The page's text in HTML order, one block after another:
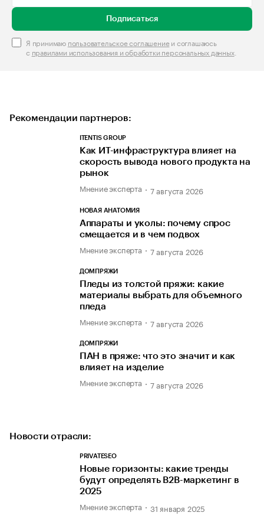
Подписаться
Я принимаю пользовательское соглашениеи соглашаюсь
с правилами использования и обработки персональных данных.
Рекомендации партнеров:
ITENTIS GROUP
Как ИТ-инфраструктура влияет на
скорость вывода нового продукта на
рынок
Мнение эксперта 7 августа 2026
НОВАЯ АНАТОМИЯ
Аппараты и уколы: почему спрос
смещается и в чем подвох
Мнение эксперта 7 августа 2026
ДОМПРЯЖИ
Пледы из толстой пряжи: какие
материалы выбрать для объемного
пледа
Мнение эксперта 7 августа 2026
ДОМПРЯЖИ
ПАН в пряже: что это значит и как
влияет на изделие
Мнение эксперта 7 августа 2026
Новости отрасли:
PRIVATESEO
Новые горизонты: какие тренды
будут определять B2B-маркетинг в
2025
Мнение эксперта 31 января 2025